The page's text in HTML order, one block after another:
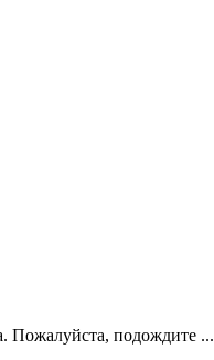
Пожалуйста, подождите ...